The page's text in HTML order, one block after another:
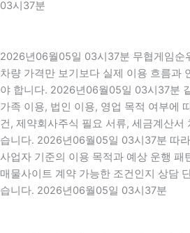
03시37분
2026년06월05일 03시37분 무협게임순
차량 가격만 보기보다 실제 이용 흐름과
야 합니다. 2026년06월05일 03시37분
가족 이용, 법인 이용, 영업 목적 여부에
건, 제약회사주식 필요 서류, 세금계산서
습니다. 2026년06월05일 03시37분 따
사업자 기준의 이용 목적과 예상 운행 패
매물사이트 계약 가능한 조건인지 상담
습니다. 2026년06월05일 03시37분